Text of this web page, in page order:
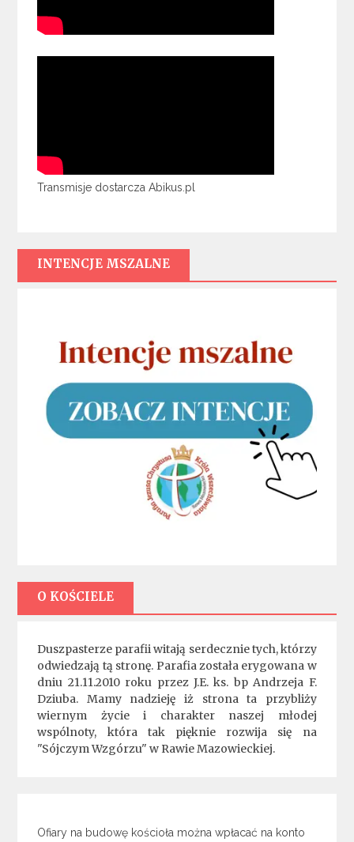
Transmisje dostarcza Abikus.pl
INTENCJE MSZALNE
O KOŚCIELE
Duszpasterze parafii witają serdecznie tych, którzy
odwiedzają tą stronę. Parafia została erygowana w
dniu 21.11.2010 roku przez J.E. ks. bp Andrzeja F.
Dziuba. Mamy nadzieję iż strona ta przybliży
wiernym życie i charakter naszej młodej
wspólnoty, która tak pięknie rozwija się na
"Sójczym Wzgórzu" w Rawie Mazowieckiej.
Ofiary na budowę kościoła można wpłacać na konto